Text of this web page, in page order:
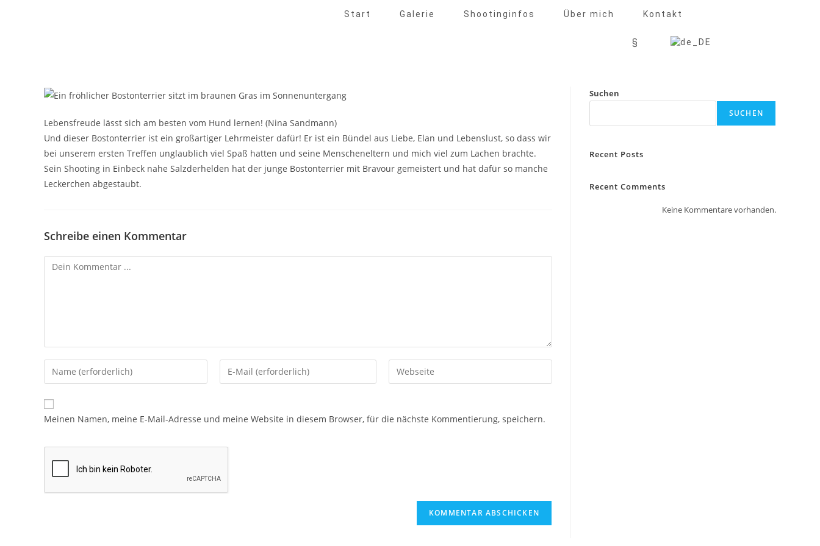
Start Galerie Shootinginfos Über mich Kontakt
§
Lebensfreude lässt sich am besten vom Hund lernen! (Nina Sandmann)
Und dieser Bostonterrier ist ein großartiger Lehrmeister dafür! Er ist ein Bündel aus Liebe, Elan und Lebenslust, so dass wir
bei unserem ersten Treffen unglaublich viel Spaß hatten und seine Menscheneltern und mich viel zum Lachen brachte.
Sein Shooting in Einbeck nahe Salzderhelden hat der junge Bostonterrier mit Bravour gemeistert und hat dafür so manche
Leckerchen abgestaubt.
Schreibe einen Kommentar
Meinen Namen, meine E-Mail-Adresse und meine Website in diesem Browser, für die nächste Kommentierung, speichern.
Suchen
SUCHEN
Recent Posts
Recent Comments
Keine Kommentare vorhanden.